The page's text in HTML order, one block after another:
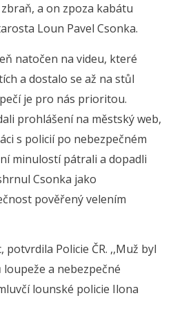
a on zpoza kabátu
Loun Pavel Csonka.
natočen na videu, které
a dostalo se až na stůl
je pro nás prioritou.
prohlášení na městský web,
s policií po nebezpečném
minulostí pátrali a dopadli
Csonka jako
pověřený velením
potvrdila Policie ČR. ,,Muž byl
a nebezpečné
lounské policie Ilona